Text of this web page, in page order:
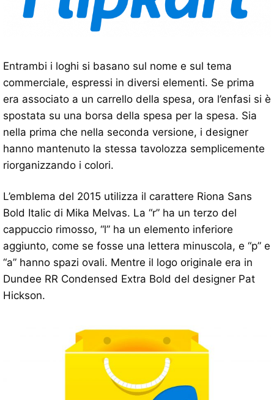
Entrambi i loghi si basano sul nome e sul tema
commerciale, espressi in diversi elementi. Se prima
era associato a un carrello della spesa, ora l’enfasi si è
spostata su una borsa della spesa per la spesa. Sia
nella prima che nella seconda versione, i designer
hanno mantenuto la stessa tavolozza semplicemente
riorganizzando i colori.
L’emblema del 2015 utilizza il carattere Riona Sans
Bold Italic di Mika Melvas. La “r” ha un terzo del
cappuccio rimosso, “l” ha un elemento inferiore
aggiunto, come se fosse una lettera minuscola, e “p” e
“a” hanno spazi ovali. Mentre il logo originale era in
Dundee RR Condensed Extra Bold del designer Pat
Hickson.